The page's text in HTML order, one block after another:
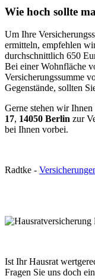
Wie hoch sollte
Um Ihre
ermitteln, empfehlen
durchschnittlich 650
Bei einer Wohnfläche
Versicherungssumme
Gegenstände, sollten
Gerne stehen wir
17, 14050 Berlin zur
bei Ihnen vorbei.
Radtke -
Ist Ihr Hausrat
Fragen Sie uns doch